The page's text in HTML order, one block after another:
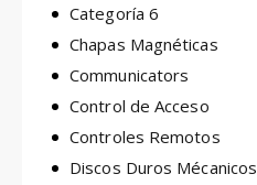
Categoría 6
Chapas Magnéticas
Communicators
Control de Acceso
Controles Remotos
Discos Duros Mécanicos